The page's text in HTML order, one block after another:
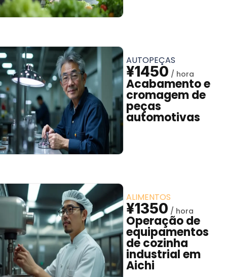
AUTOPEÇAS
¥1450
Acabamento e
cromagem de
peças
automotivas
ALIMENTOS
¥1350
Operação de
equipamentos
de cozinha
industrial em
Aichi